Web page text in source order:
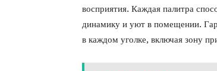
восприятия. Каждая палитра
динамику и уют в помещении.
в каждом уголке, включая зону